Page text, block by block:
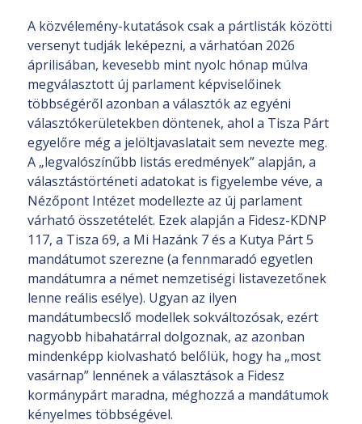
A közvélemény-kutatások csak a pártlisták közötti
versenyt tudják leképezni, a várhatóan 2026
áprilisában, kevesebb mint nyolc hónap múlva
megválasztott új parlament képviselőinek
többségéről azonban a választók az egyéni
választókerületekben döntenek, ahol a Tisza Párt
egyelőre még a jelöltjavaslatait sem nevezte meg.
A „legvalószínűbb listás eredmények” alapján, a
választástörténeti adatokat is figyelembe véve, a
Nézőpont Intézet modellezte az új parlament
várható összetételét. Ezek alapján a Fidesz-KDNP
117, a Tisza 69, a Mi Hazánk 7 és a Kutya Párt 5
mandátumot szerezne (a fennmaradó egyetlen
mandátumra a német nemzetiségi listavezetőnek
lenne reális esélye). Ugyan az ilyen
mandátumbecslő modellek sokváltozósak, ezért
nagyobb hibahatárral dolgoznak, az azonban
mindenképp kiolvasható belőlük, hogy ha „most
vasárnap” lennének a választások a Fidesz
kormánypárt maradna, méghozzá a mandátumok
kényelmes többségével.